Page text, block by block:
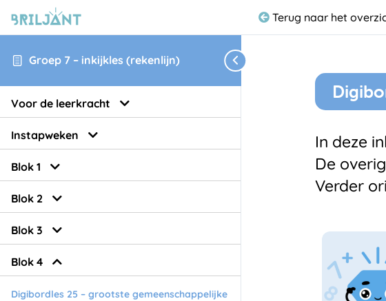
Groep 7 – inkijkles (rekenlijn)
Voor de leerkracht
Instapweken
Blok 1
Blok 2
Blok 3
Blok 4
Digibordles 25 – grootste gemeenschappelijke
Terug naar het
In deze
De
Verder